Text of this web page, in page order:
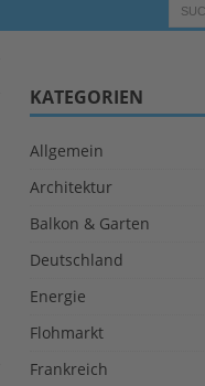
KATEGORIEN
Allgemein
Architektur
Balkon & Garten
Deutschland
Energie
Flohmarkt
Frankreich